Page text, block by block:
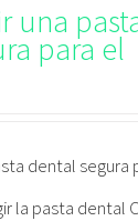
una
para el
dental segura
la pasta dental